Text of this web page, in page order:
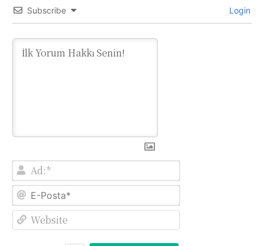
Subscribe Login
Ad:*
E-